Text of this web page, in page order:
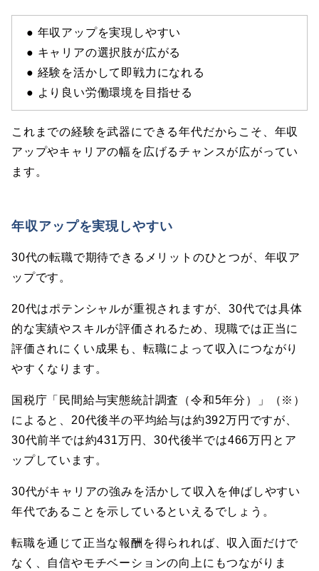
● 年収アップを実現しやすい
● キャリアの選択肢が広がる
● 経験を活かして即戦力になれる
● より良い労働環境を目指せる
これまでの経験を武器にできる年代だからこそ、年収
アップやキャリアの幅を広げるチャンスが広がってい
ます。
年収アップを実現しやすい
30代の転職で期待できるメリットのひとつが、年収ア
ップです。
20代はポテンシャルが重視されますが、30代では具体
的な実績やスキルが評価されるため、現職では正当に
評価されにくい成果も、転職によって収入につながり
やすくなります。
国税庁「民間給与実態統計調査（令和5年分）」（※）
によると、20代後半の平均給与は約392万円ですが、
30代前半では約431万円、30代後半では466万円とア
ップしています。
30代がキャリアの強みを活かして収入を伸ばしやすい
年代であることを示しているといえるでしょう。
転職を通じて正当な報酬を得られれば、収入面だけで
なく、自信やモチベーションの向上にもつながりま